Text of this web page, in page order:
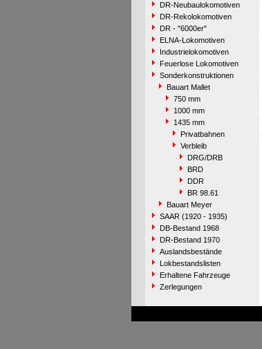
DR-Neubaulokomotiven
DR-Rekolokomotiven
DR - "6000er"
ELNA-Lokomotiven
Industrielokomotiven
Feuerlose Lokomotiven
Sonderkonstruktionen
Bauart Mallet
750 mm
1000 mm
1435 mm
Privatbahnen
Verbleib
DRG/DRB
BRD
DDR
BR 98.61
Bauart Meyer
SAAR (1920 - 1935)
DB-Bestand 1968
DR-Bestand 1970
Auslandsbestände
Lokbestandslisten
Erhaltene Fahrzeuge
Zerlegungen